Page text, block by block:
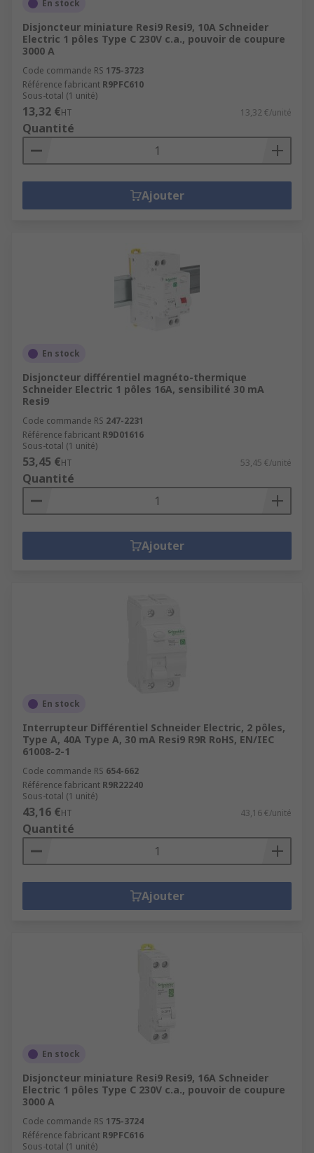
En stock
Disjoncteur miniature Resi9 Resi9, 10A Schneider
Electric 1 pôles Type C 230V c.a., pouvoir de coupure
3000 A
Code commande RS 175-3723
Référence fabricant R9PFC610
Sous-total (1 unité)
13,32 €HT 13,32 €/unité
Quantité
Ajouter
En stock
Disjoncteur différentiel magnéto-thermique
Schneider Electric 1 pôles 16A, sensibilité 30 mA
Resi9
Code commande RS 247-2231
Référence fabricant R9D01616
Sous-total (1 unité)
53,45 €HT 53,45 €/unité
Quantité
Ajouter
En stock
Interrupteur Différentiel Schneider Electric, 2 pôles,
Type A, 40A Type A, 30 mA Resi9 R9R RoHS, EN/IEC
61008-2-1
Code commande RS 654-662
Référence fabricant R9R22240
Sous-total (1 unité)
43,16 €HT 43,16 €/unité
Quantité
Ajouter
En stock
Disjoncteur miniature Resi9 Resi9, 16A Schneider
Electric 1 pôles Type C 230V c.a., pouvoir de coupure
3000 A
Code commande RS 175-3724
Référence fabricant R9PFC616
Sous-total (1 unité)